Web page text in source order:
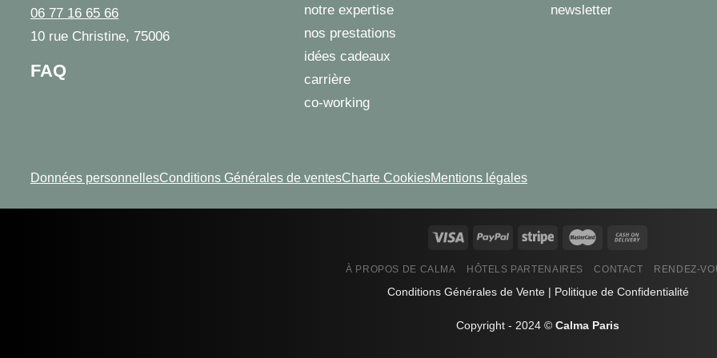
06 77 16 65 66
10 rue Christine, 75006
FAQ
notre expertise
nos prestations
idées cadeaux
carrière
co-working
newsletter
Données personnellesConditions Générales de ventesCharte CookiesMentions légales
À PROPOS DE CALMA HÔTELS PARTENAIRES CONTACT RENDEZ-
Conditions Générales de Vente| Politique de Confidentialité
Copyright - 2024 © Calma Paris